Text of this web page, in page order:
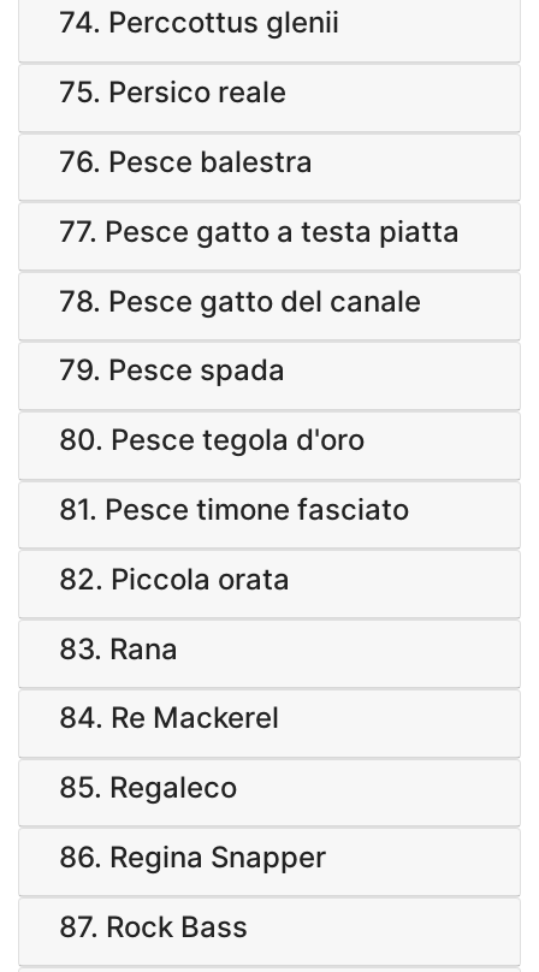
74. Perccottus glenii
75. Persico reale
76. Pesce balestra
77. Pesce gatto a testa piatta
78. Pesce gatto del canale
79. Pesce spada
80. Pesce tegola d'oro
81. Pesce timone fasciato
82. Piccola orata
83. Rana
84. Re Mackerel
85. Regaleco
86. Regina Snapper
87. Rock Bass